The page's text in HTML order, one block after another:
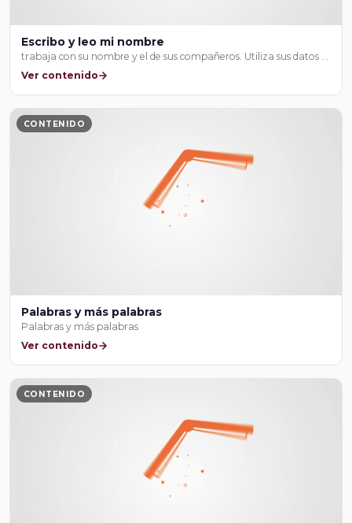
Escribo y leo mi nombre
trabaja con su nombre y el de sus compañeros. Utiliza sus datos …
Ver contenido
CONTENIDO
Palabras y más palabras
Palabras y más palabras
Ver contenido
CONTENIDO